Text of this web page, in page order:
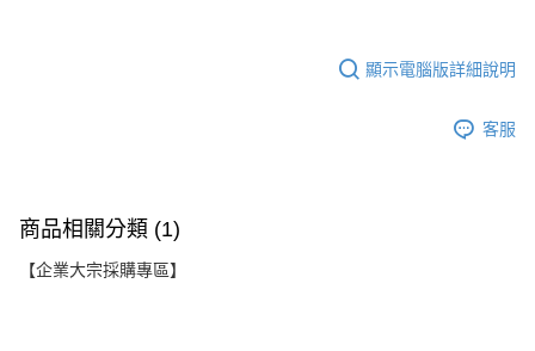
顯示電腦版詳細說明
客服
商品相關分類 (1)
【企業大宗採購專區】